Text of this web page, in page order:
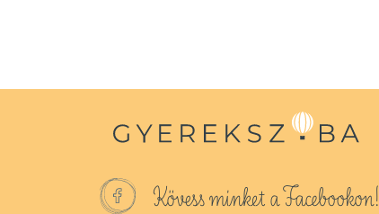
Kövess minket a Facebookon!